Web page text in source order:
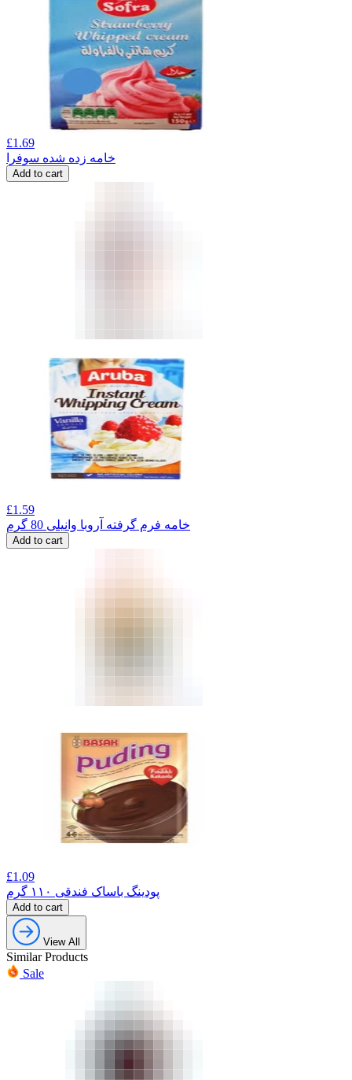
£1.69
خامه زده شده سوفرا
Add to cart
£1.59
خامه فرم گرفته آروبا وانیلی 80 گرم
Add to cart
£1.09
پودینگ باساک فندقی ۱۱۰ گرم
Add to cart
View All
Similar Products
Sale